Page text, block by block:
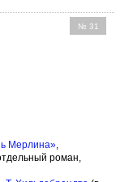
№ 31
Мерлина»
роман,